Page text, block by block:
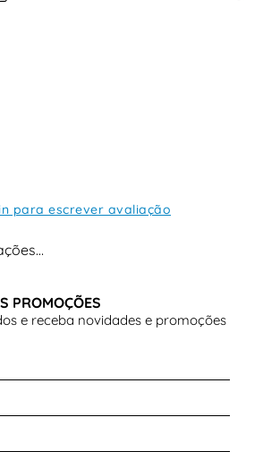
para escrever avaliação
PROMOÇÕES
e receba novidades e promoções